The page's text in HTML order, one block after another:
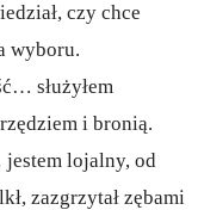
czy chce
wyboru.
służyłem
i bronią.
lojalny, od
zazgrzytał zębami